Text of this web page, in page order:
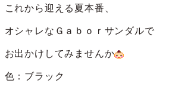
これから迎える夏本番、
オシャレなＧａｂｏｒサンダルで
お出かけしてみませんか
色：ブラック